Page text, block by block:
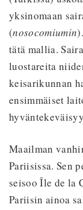
yksinomaan
(nosocomiumin
tätä mallia.
luostareita
keisarikunnan
ensimmäiset
Maailman
Pariisissa. Sen
seisoo Île de la
Pariisin ainoa